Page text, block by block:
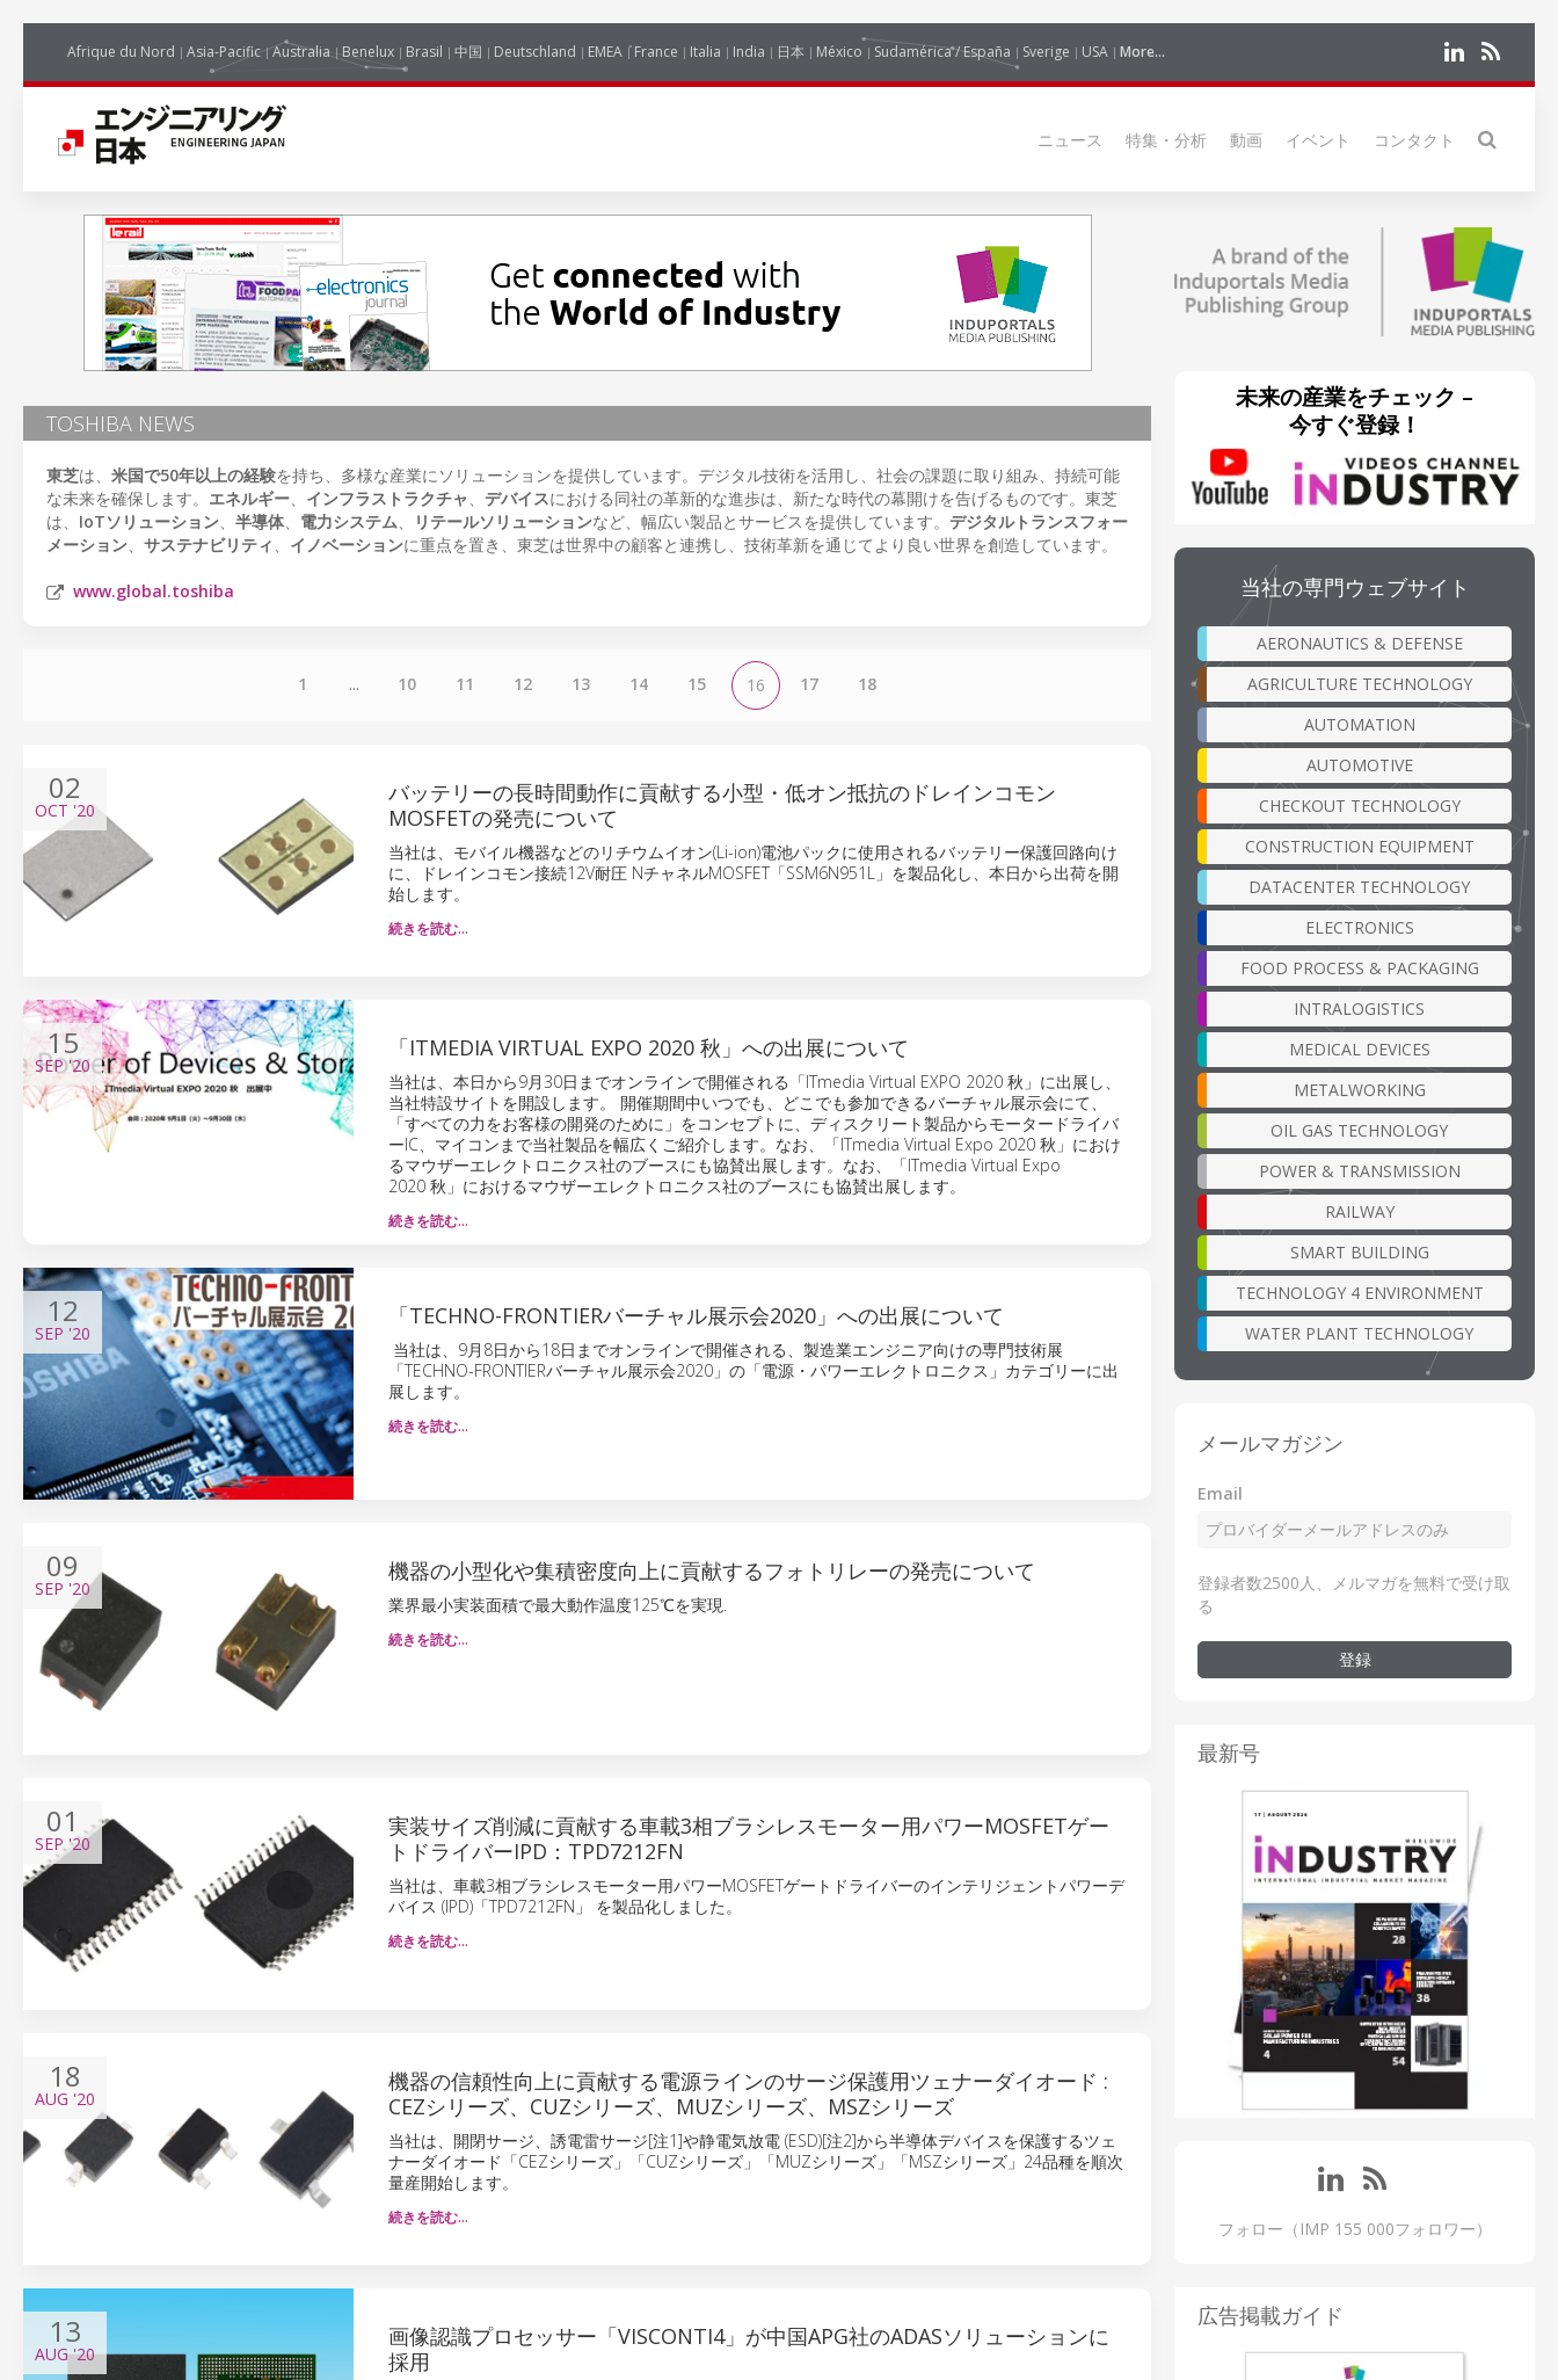
Afrique du Nord Asia-Pacific Australia Benelux Brasil 中国 Deutschland EMEA France Italia India 日本 México Sudamérica / España Sverige USA More...
ニュース 特集・分析 動画 イベント コンタクト
TOSHIBA NEWS
東芝は、 米国で50年以上の経験を持ち、多様な産業にソリューションを提供しています。デジタル技術を活用し、社会の課題に取り組み、持続可能
な未来を確保します。 エネルギー、 インフラストラクチャ、 デバイスにおける同社の革新的な進歩は、新たな時代の幕開けを告げるものです。東芝
は、 IoTソリューション、 半導体、 電力システム、 リテールソリューションなど、幅広い製品とサービスを提供しています。 デジタルトランスフォー
メーション、 サステナビリティ、 イノベーションに重点を置き、東芝は世界中の顧客と連携し、技術革新を通じてより良い世界を創造しています。
www.global.toshiba
1 ... 10 11 12 13 14 15 16 17 18
02
OCT '20
バッテリーの長時間動作に貢献する小型・低オン抵抗のドレインコモン
MOSFETの発売について
当社は、モバイル機器などのリチウムイオン(Li-ion)電池パックに使用されるバッテリー保護回路向け
に、ドレインコモン接続12V耐圧 NチャネルMOSFET「SSM6N951L」を製品化し、本日から出荷を開
始します。
続きを読む…
15
SEP'20
「ITMEDIA VIRTUAL EXPO 2020 秋」への出展について
当社は、本日から9月30日までオンラインで開催される「ITmedia Virtual EXPO 2020 秋」に出展し、
当社特設サイトを開設します。 開催期間中いつでも、どこでも参加できるバーチャル展示会にて、
「すべての力をお客様の開発のために」をコンセプトに、ディスクリート製品からモータードライバ
ーIC、マイコンまで当社製品を幅広くご紹介します。なお、「ITmedia Virtual Expo 2020 秋」におけ
るマウザーエレクトロニクス社のブースにも協賛出展します。なお、「ITmedia Virtual Expo
2020 秋」におけるマウザーエレクトロニクス社のブースにも協賛出展します。
続きを読む…
12
SEP '20
「TECHNO-FRONTIERバーチャル展示会2020」への出展について
当社は、9月8日から18日までオンラインで開催される、製造業エンジニア向けの専門技術展
「TECHNO-FRONTIERバーチャル展示会2020」の「電源・パワーエレクトロニクス」カテゴリーに出
展します。
続きを読む…
09
SEP '20
機器の小型化や集積密度向上に貢献するフォトリレーの発売について
業界最小実装面積で最大動作温度125℃を実現.
続きを読む…
01
SEP'20
実装サイズ削減に貢献する車載3相ブラシレスモーター用パワーMOSFETゲー
トドライバーIPD：TPD7212FN
当社は、車載3相ブラシレスモーター用パワーMOSFETゲートドライバーのインテリジェントパワーデ
バイス (IPD)「TPD7212FN」 を製品化しました。
続きを読む…
18
AUG '20
機器の信頼性向上に貢献する電源ラインのサージ保護用ツェナーダイオード :
CEZシリーズ、CUZシリーズ、MUZシリーズ、MSZシリーズ
当社は、開閉サージ、誘電雷サージ[注1]や静電気放電 (ESD)[注2]から半導体デバイスを保護するツェ
ナーダイオード「CEZシリーズ」「CUZシリーズ」「MUZシリーズ」「MSZシリーズ」24品種を順次
量産開始します。
続きを読む…
13
AUG'20
画像認識プロセッサー「VISCONTI4」が中国APG社のADASソリューションに
採用
未来の産業をチェック –
今すぐ登録！
当社の専門ウェブサイト
AERONAUTICS & DEFENSE
AGRICULTURE TECHNOLOGY
AUTOMATION
AUTOMOTIVE
CHECKOUT TECHNOLOGY
CONSTRUCTION EQUIPMENT
DATACENTER TECHNOLOGY
ELECTRONICS
FOOD PROCESS & PACKAGING
INTRALOGISTICS
MEDICAL DEVICES
METALWORKING
OIL GAS TECHNOLOGY
POWER & TRANSMISSION
RAILWAY
SMART BUILDING
TECHNOLOGY 4 ENVIRONMENT
WATER PLANT TECHNOLOGY
メールマガジン
Email
登録者数2500人、メルマガを無料で受け取
る
登録
最新号
フォロー（IMP 155 000フォロワー）
広告掲載ガイド